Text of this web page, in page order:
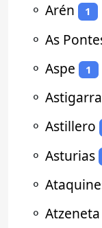
⚬ Arén 1
⚬ As
⚬ Aspe 1
⚬
⚬ Astillero
⚬ Asturias
⚬
⚬